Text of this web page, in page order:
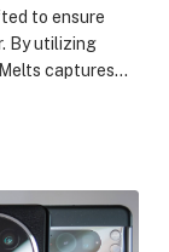
to ensure
By utilizing
captures…